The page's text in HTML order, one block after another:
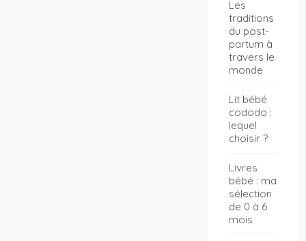
Les
traditions
du post-
partum à
travers le
monde
Lit bébé
cododo :
lequel
choisir ?
Livres
bébé : ma
sélection
de 0 à 6
mois